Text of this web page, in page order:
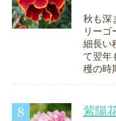
秋も深
リーゴ
細長い
て翌年
穫の時
紫陽